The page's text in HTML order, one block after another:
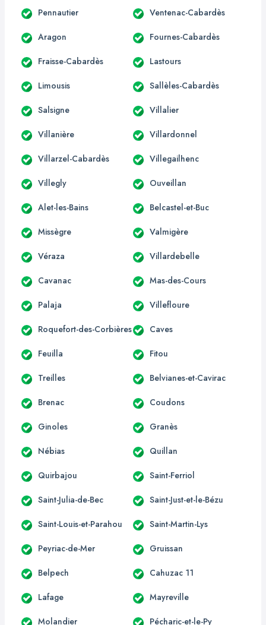
Pennautier Ventenac-Cabardès
Aragon Fournes-Cabardès
Fraisse-Cabardès Lastours
Limousis Sallèles-Cabardès
Salsigne Villalier
Villanière Villardonnel
Villarzel-Cabardès Villegailhenc
Villegly Ouveillan
Alet-les-Bains Belcastel-et-Buc
Missègre Valmigère
Véraza Villardebelle
Cavanac Mas-des-Cours
Palaja Villefloure
Roquefort-des-Corbières Caves
Feuilla Fitou
Treilles Belvianes-et-Cavirac
Brenac Coudons
Ginoles Granès
Nébias Quillan
Quirbajou Saint-Ferriol
Saint-Julia-de-Bec Saint-Just-et-le-Bézu
Saint-Louis-et-Parahou Saint-Martin-Lys
Peyriac-de-Mer Gruissan
Belpech Cahuzac 11
Lafage Mayreville
Molandier Pécharic-et-le-Py